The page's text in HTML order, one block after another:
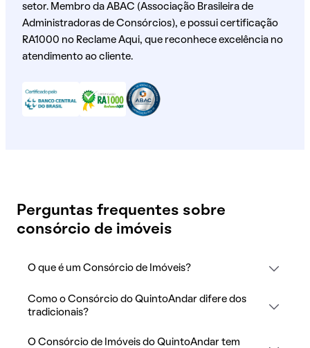
setor. Membro da ABAC (Associação Brasileira de
Administradoras de Consórcios), e possui certificação
RA1000 no Reclame Aqui, que reconhece excelência no
atendimento ao cliente.
Perguntas frequentes sobre
consórcio de imóveis
O que é um Consórcio de Imóveis?
Como o Consórcio do QuintoAndar difere dos
tradicionais?
O Consórcio de Imóveis do QuintoAndar tem